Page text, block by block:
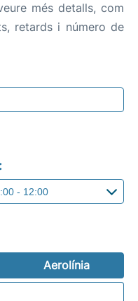
més detalls, com
retards i número de
Aerolínia